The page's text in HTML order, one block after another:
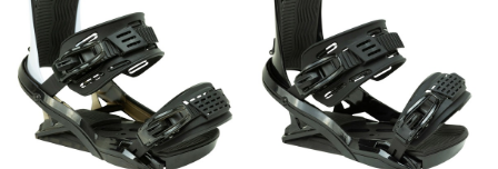
ムラサキスポーツ 公式アプリ
ポイント・クーポンもこのアプリで！